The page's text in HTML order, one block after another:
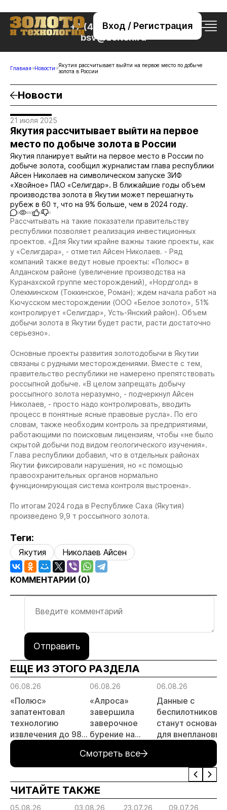
Вход / Регистрация
+7 (495) 221-76-32
bsv@zolteh.ru
Главная Новости
Якутия рассчитывает выйти на первое место по добыче
золота в России
Новости
21 июля 2025
Якутия рассчитывает выйти на первое
место по добыче золота в России
Якутия планирует выйти на первое место в России по
добыче золота, сообщил журналистам глава республики
Айсен Николаев на символическом запуске ЗИФ
«Хвойное» ПАО «Селигдар». В ближайшие годы объем
производства золота в Якутии может перешагнуть
рубеж в 60 т, что на 9% больше, чем в 2024 году.
0 850 0 0
Рассчитывать на такие показатели правительству
республики позволяет реализация инвестиционных
проектов. «Для Якутии крайне важны такие проекты, как
у «Селигдара», - отметил Айсен Николаев. - Ряд
компаний также ведут новые проекты: «Полюс» в
Алданском районе (увеличение производства на
Куранахской группе месторождений), «Нордголд» в
Олекминском (Токкинское, Роман); ждем начала работ на
Кючусском месторождении (ООО «Белое золото», 51%
контролирует «Селигдар», Усть-Янский район). Объем
добычи золота в Якутии будет расти, расти достаточно
серьезно».
Основные проекты развития золотодобычи в Якутии
связаны с рудными месторождениями. Вместе с тем,
правительство республики не намерено препятствовать
россыпной добыче. «В целом запрещать добычу
россыпного золота неразумно, - подчеркнул Айсен
Николаев, - просто надо контролировать, вводить
процесс в понятные ясные правовые русла». По его
словам, также необходим контроль за предприятиями,
работающими по поисковым лицензиям, чтобы «не было
скрытой добычи под видом геологического изучения».
Глава республики добавил, что в отдельных районах
Якутии фиксировали нарушения, но «с помощью
правоохранительных органов нормально
функционирующая система контроля выстроена».
По итогам 2024 года в Республике Саха (Якутия)
произведено 9,9 т россыпного золота.
Теги:
Якутия Николаев Айсен
КОММЕНТАРИИ (0)
Отправить
ЕЩЕ ИЗ ЭТОГО РАЗДЕЛА
06.08.26
«Полюс»
запатентовал
технологию
извлечения до 98%
золота из
металлургического
шлака
06.08.26
«Алроса»
завершила
заверочное
бурение на
месторождении
Дегдекан
06.08.26
Данные с
беспилотников
станут
для внеплановых
Смотреть все
ЧИТАЙТЕ ТАКЖЕ
05.08.26 03.08.26 23.07.26 09.07.26